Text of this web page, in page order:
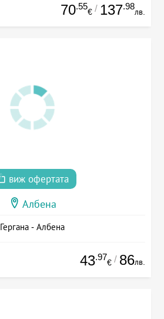
70.55
€ / 137.98
лв.
виж офертата
Албена
Гергана - Албена
43.97
€ / 86лв.